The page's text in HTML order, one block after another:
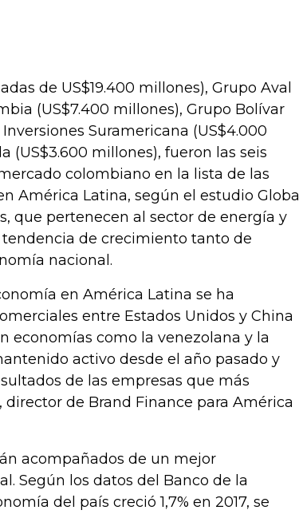
de US$19.400 millones), Grupo Aval
(US$7.400 millones), Grupo Bolívar
Suramericana (US$4.000
(US$3.600 millones), fueron las seis
colombiano en la lista de las
América Latina, según el estudio Global
que pertenecen al sector de energía y
de crecimiento tanto de
nacional.
en América Latina se ha
entre Estados Unidos y China
economías como la venezolana y la
activo desde el año pasado y
de las empresas que más
director de Brand Finance para América
acompañados de un mejor
Según los datos del Banco de la
del país creció 1,7% en 2017, se